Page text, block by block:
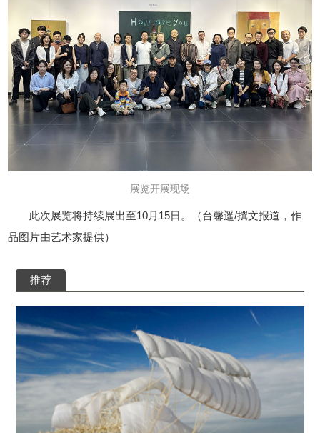
展览开展现场
此次展览将持续展出至10月15日。（台馨遥/撰文报道，作
品图片由艺术家提供）
推荐